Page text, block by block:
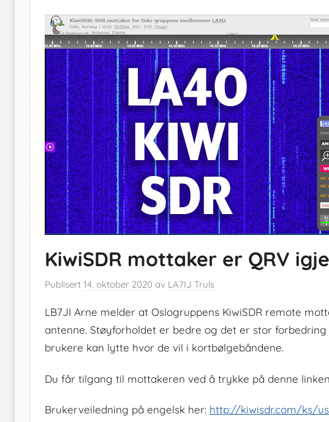
KiwiSDR mottaker er QRV
Publisert 14. oktober 2020 av LA7IJ Truls
LB7JI Arne melder at Oslogruppens KiwiSDR remote
antenne. Støyforholdet er bedre og det er stor
brukere kan lytte hvor de vil i kortbølgebåndene.
Du får tilgang til mottakeren ved å trykke på denne
Brukerveiledning på engelsk her: http://kiwisdr.com/ks/